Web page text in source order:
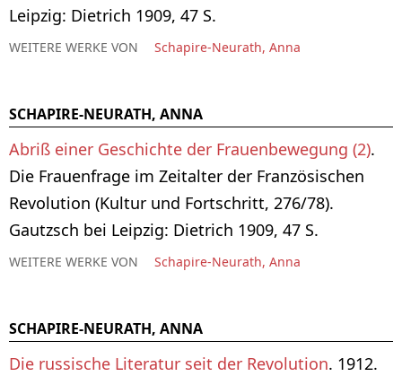
Leipzig: Dietrich 1909, 47 S.
WEITERE WERKE VON Schapire-Neurath, Anna
SCHAPIRE-NEURATH, ANNA
Abriß einer Geschichte der Frauenbewegung (2).
Die Frauenfrage im Zeitalter der Französischen
Revolution (Kultur und Fortschritt, 276/78).
Gautzsch bei Leipzig: Dietrich 1909, 47 S.
WEITERE WERKE VON Schapire-Neurath, Anna
SCHAPIRE-NEURATH, ANNA
Die russische Literatur seit der Revolution. 1912.